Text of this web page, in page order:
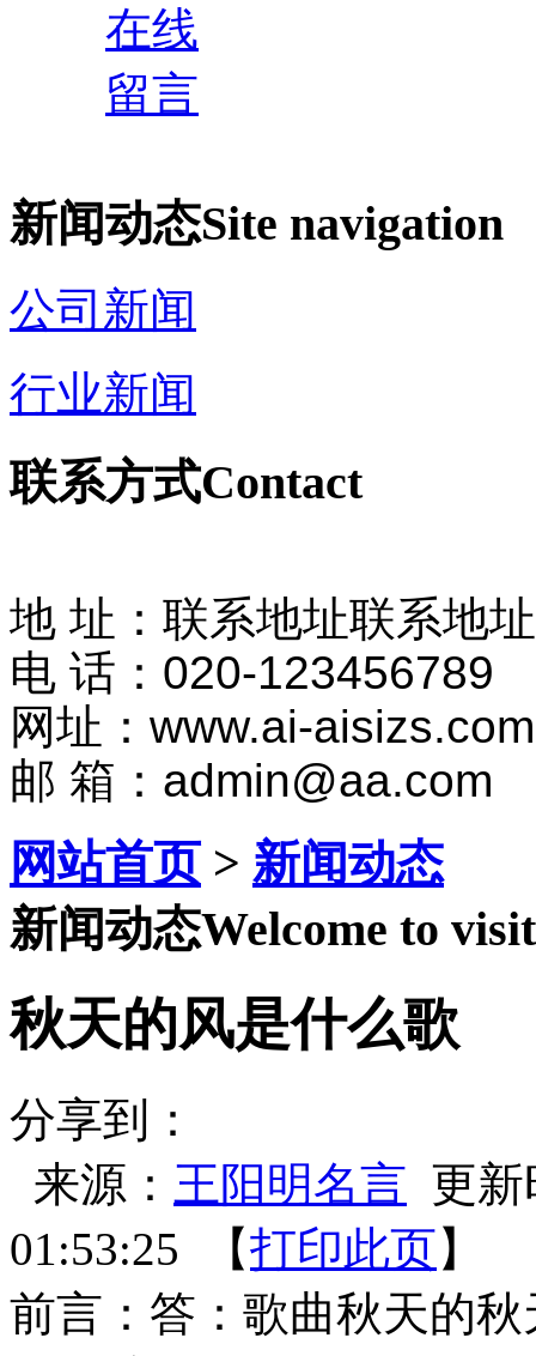
在线
留言
新闻动态Site navigation
公司新闻
行业新闻
联系方式Contact
地 址：联系地址联系地
电 话：020-123456789
网址：www.ai-
邮 箱：admin@aa.com
网站首页> 新闻动态
新闻动态Welcome to
秋天的风是什么歌
分享到：
来源： 王阳明名言 更新
01:53:25 【打印此页】
前言：答：歌曲秋天的